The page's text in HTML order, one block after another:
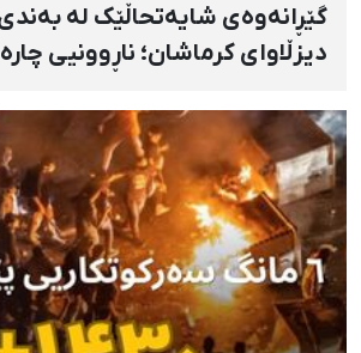
گێڕانەوەی شایەتحاڵێک لە
دیزڵاوای کرماشان؛ ناڕوونیی
قەدەغەکاریی توند بە شێوەی
ئەمنییەکان